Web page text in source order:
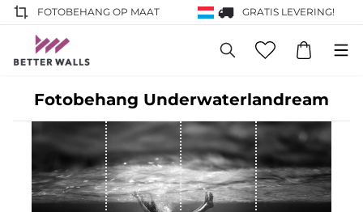
FOTOBEHANG OP MAAT GRATIS LEVERING!
Fotobehang Underwaterlandream